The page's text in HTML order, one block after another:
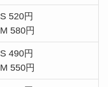
S 520円
M 580円
S 490円
M 550円